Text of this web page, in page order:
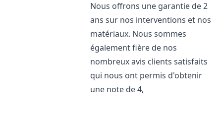
Nous offrons une garantie de 2
ans sur nos interventions et nos
matériaux. Nous sommes
également fière de nos
nombreux avis clients satisfaits
qui nous ont permis d'obtenir
une note de 4,